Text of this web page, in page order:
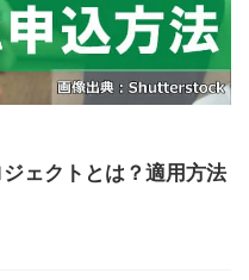
ェクトとは？適用方法